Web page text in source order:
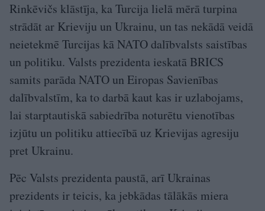
Rinkēvičs klāstīja, ka Turcija lielā mērā turpina
strādāt ar Krieviju un Ukrainu, un tas nekādā veidā
neietekmē Turcijas kā NATO dalībvalsts saistības
un politiku. Valsts prezidenta ieskatā BRICS
samits parāda NATO un Eiropas Savienības
dalībvalstīm, ka to darbā kaut kas ir uzlabojams,
lai starptautiskā sabiedrība noturētu vienotības
izjūtu un politiku attiecībā uz Krievijas agresiju
pret Ukrainu.
Pēc Valsts prezidenta paustā, arī Ukrainas
prezidents ir teicis, ka jebkādas tālākās miera